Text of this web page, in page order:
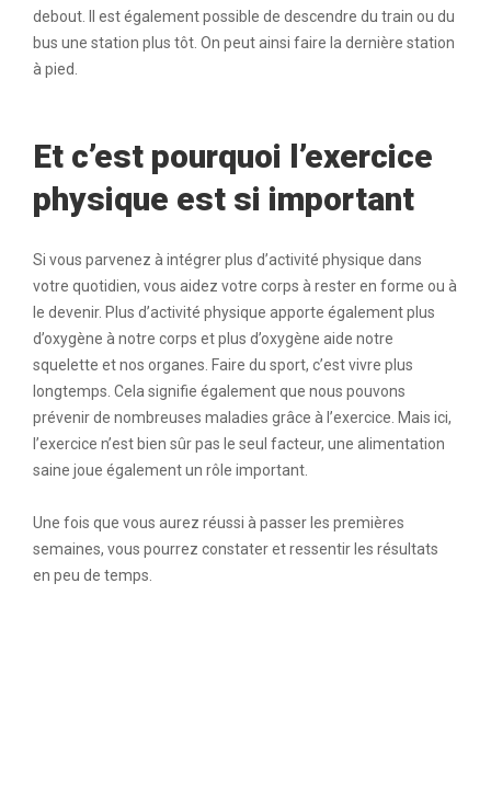
debout. Il est également possible de descendre du train ou du
bus une station plus tôt. On peut ainsi faire la dernière station
à pied.
Et c’est pourquoi l’exercice
physique est si important
Si vous parvenez à intégrer plus d’activité physique dans
votre quotidien, vous aidez votre corps à rester en forme ou à
le devenir. Plus d’activité physique apporte également plus
d’oxygène à notre corps et plus d’oxygène aide notre
squelette et nos organes. Faire du sport, c’est vivre plus
longtemps. Cela signifie également que nous pouvons
prévenir de nombreuses maladies grâce à l’exercice. Mais ici,
l’exercice n’est bien sûr pas le seul facteur, une alimentation
saine joue également un rôle important.
Une fois que vous aurez réussi à passer les premières
semaines, vous pourrez constater et ressentir les résultats
en peu de temps.